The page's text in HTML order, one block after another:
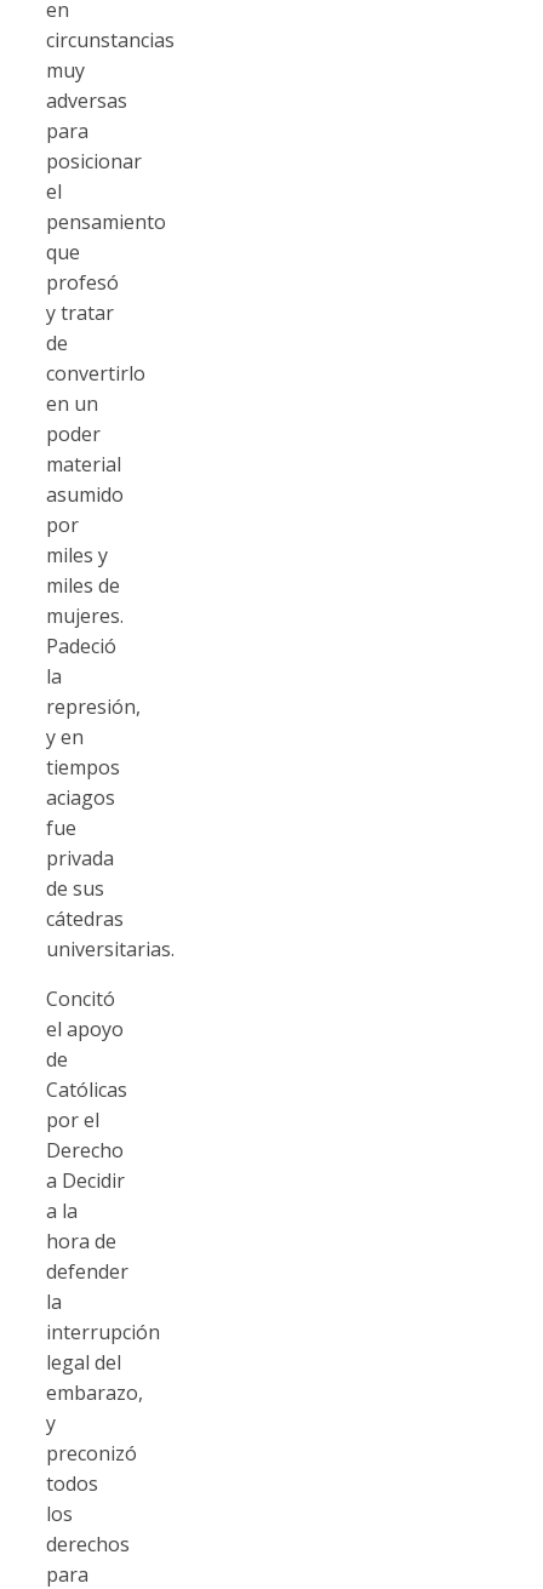
en
circunstancias
muy
adversas
para
posicionar
el
pensamiento
que
profesó
y tratar
de
convertirlo
en un
poder
material
asumido
por
miles y
miles de
mujeres.
Padeció
la
represión,
y en
tiempos
aciagos
fue
privada
de sus
cátedras
universitarias.
Concitó
el apoyo
de
Católicas
por el
Derecho
a Decidir
a la
hora de
defender
la
interrupción
legal del
embarazo,
y
preconizó
todos
los
derechos
para